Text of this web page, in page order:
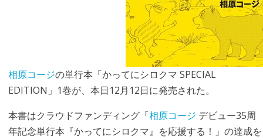
相原コージの単行本「かってにシロクマ SPECIAL
EDITION」1巻が、本日12月12日に発売された。
本書はクラウドファンディング「相原コージ デビュー35周
年記念単行本『かってにシロクマ』を応援する！」の達成を